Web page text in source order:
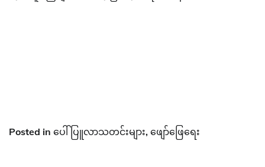
Posted in ပေါ်ပြူလာသတင်းများ, ဖျော်ဖြေရေး